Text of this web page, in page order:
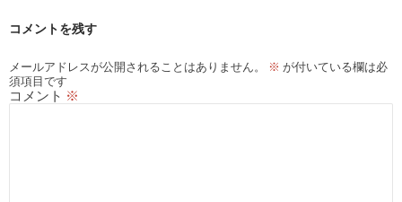
ー
ョ
ン
コメントを残す
メールアドレスが公開されることはありません。 ※ が付いている欄は必
須項目です
コメント ※